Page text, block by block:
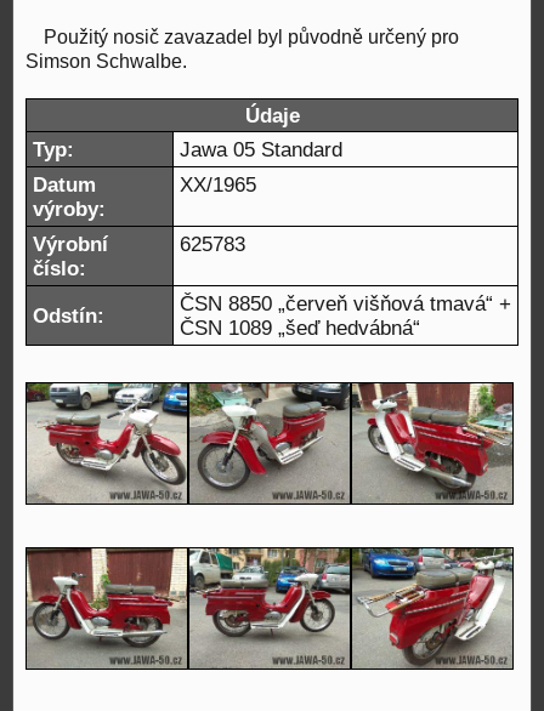
Použitý nosič zavazadel byl původně určený pro
Simson Schwalbe.
Údaje
Typ:
Jawa 05 Standard
Datum
výroby:
XX/1965
Výrobní
číslo:
625783
Odstín:
ČSN 8850 „červeň višňová tmavá“ +
ČSN 1089 „šeď hedvábná“